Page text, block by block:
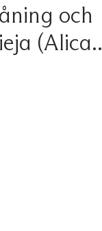
och
(Alica..